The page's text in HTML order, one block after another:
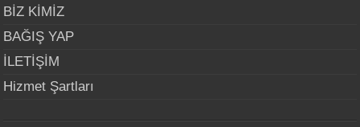
BİZ KİMİZ
BAĞIŞ YAP
İLETİŞİM
Hizmet Şartları